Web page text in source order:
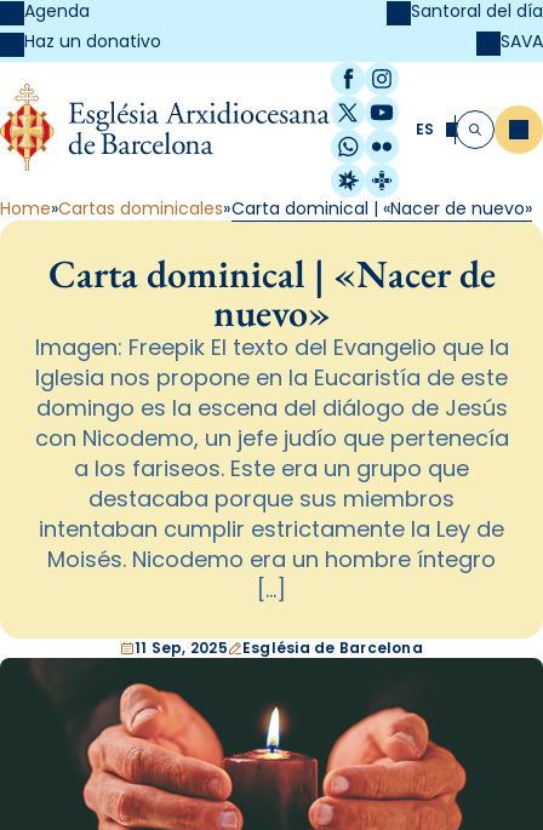
Agenda
Haz un donativo
Santoral del día
SAVA
Facebook
Instagram
X / Twitter
YouTube
WhatsApp
Flickr
Radio Estel
Catalunya
ES Buscar
Home Cartas dominicales Carta dominical | «Nacer de nuevo»
Carta dominical | «Nacer de
nuevo»
Imagen: Freepik El texto del Evangelio que la
Iglesia nos propone en la Eucaristía de este
domingo es la escena del diálogo de Jesús
con Nicodemo, un jefe judío que pertenecía
a los fariseos. Este era un grupo que
destacaba porque sus miembros
intentaban cumplir estrictamente la Ley de
Moisés. Nicodemo era un hombre íntegro
[…]
11 Sep, 2025 Església de Barcelona